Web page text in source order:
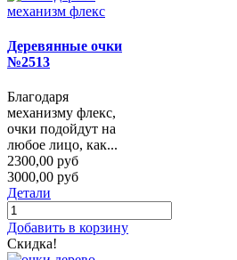
Деревянные очки
№2513
Благодаря
механизму флекс,
очки подойдут на
любое лицо, как...
2300,00 руб
3000,00 руб
Детали
Добавить в корзину
Скидка!